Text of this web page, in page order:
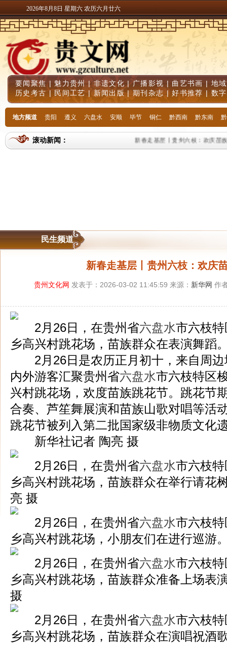
2026年8月8日 星期六 农历六月廿六
要闻聚焦| 魅力贵州|非遗文化 |广播影视 | 曲艺书画 | 地
历史考古 | 民间工艺 | 新闻出版|期刊杂志 |好书推荐 | 数
地方频道 贵阳 遵义 六盘水 安顺 毕节 铜仁 黔西南 黔东南
滚动新闻： 新春走基层丨贵州六枝：欢庆苗族
民生频道
新春走基层丨贵州六枝：欢庆
贵州文化网 发表于：2026-03-02 11:45:59 来源： 新华网 作
2月26日，在贵州省六盘水市六枝
乡高兴村跳花场，苗族群众在表演舞蹈
2月26日是农历正月初十，来自周边
内外游客汇聚贵州省六盘水市六枝特区
兴村跳花场，欢度苗族跳花节。跳花节
合奏、芦笙舞展演和苗族山歌对唱等活
跳花节被列入第二批国家级非物质文化
新华社记者 陶亮 摄
2月26日，在贵州省六盘水市六枝
乡高兴村跳花场，苗族群众在举行请花
亮 摄
2月26日，在贵州省六盘水市六枝
乡高兴村跳花场，小朋友们在进行巡游
2月26日，在贵州省六盘水市六枝
乡高兴村跳花场，苗族群众准备上场表
摄
2月26日，在贵州省六盘水市六枝
乡高兴村跳花场，苗族群众在演唱祝酒